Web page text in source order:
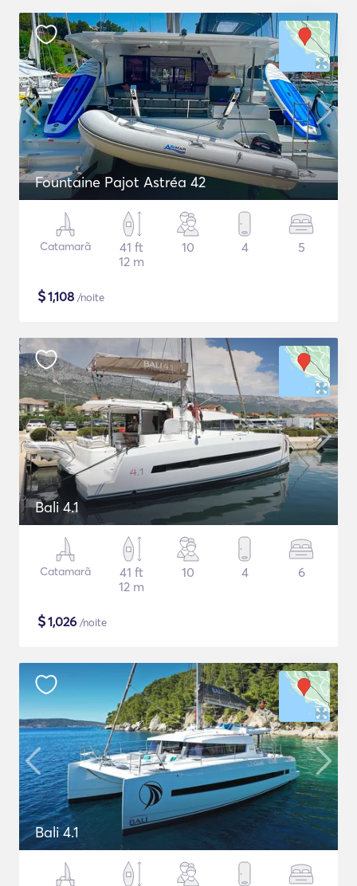
Fountaine Pajot Astréa 42
Catamarã
41 ft
12 m
10 4 5
$1,108 /noite
Bali 4.1
Catamarã
41 ft
12 m
10 4 6
$1,026 /noite
Bali 4.1